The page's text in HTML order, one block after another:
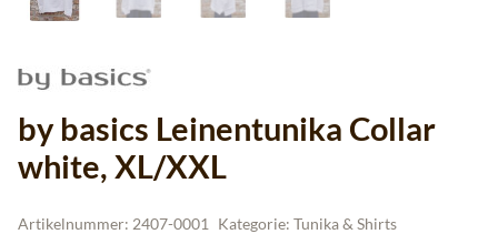
by basics Leinentunika Collar
white, XL/XXL
Artikelnummer: 2407-0001 Kategorie: Tunika & Shirts